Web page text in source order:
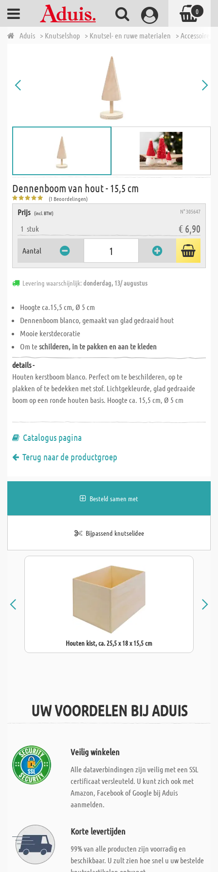
Aduis > Knutselshop > Knutsel- en ruwe materialen > Accessoires
Dennenboom van hout - 15,5 cm
(1 Beoordelingen)
Prijs (incl. BTW) N° 305647
1 stuk € 6,90
Aantal
Levering waarschijnlijk:donderdag, 13/ augustus
Hoogte ca.15,5 cm, Ø 5 cm
Dennenboom blanco, gemaakt van glad gedraaid hout
Mooie kerstdecoratie
Om teschilderen, in te pakken en aan te kleden
details -
Houten kerstboom blanco. Perfect om te beschilderen, op te
plakken of te bedekken met stof. Lichtgekleurde, glad gedraaide
boom op een ronde houten basis. Hoogte ca. 15,5 cm, Ø 5 cm
Catalogus pagina
Terug naar de productgroep
Besteld samen met
Bijpassend knutselidee
Houten kist, ca. 25,5 x 18 x 15,5 cm
UW VOORDELEN BIJ ADUIS
Veilig winkelen
Alle dataverbindingen zijn veilig met een SSL
certificaat versleuteld. U kunt zich ook met
Amazon, Facebook of Google bij Aduis
aanmelden.
Korte levertijden
99% van alle producten zijn voorradig en
beschikbaar. U zult zien hoe snel u uw bestelde
0